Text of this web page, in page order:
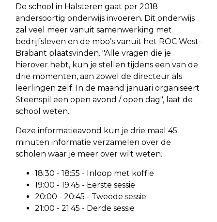
De school in Halsteren gaat per 2018
andersoortig onderwijs invoeren. Dit onderwijs
zal veel meer vanuit samenwerking met
bedrijfsleven en de mbo’s vanuit het ROC West-
Brabant plaatsvinden. "Alle vragen die je
hierover hebt, kun je stellen tijdens een van de
drie momenten, aan zowel de directeur als
leerlingen zelf. In de maand januari organiseert
Steenspil een open avond / open dag", laat de
school weten.
Deze informatieavond kun je drie maal 45
minuten informatie verzamelen over de
scholen waar je meer over wilt weten.
18:30 - 18:55 - Inloop met koffie
19:00 - 19:45 - Eerste sessie
20:00 - 20:45 - Tweede sessie
21:00 - 21:45 - Derde sessie